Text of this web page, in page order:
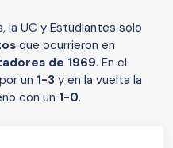
la UC y Estudiantes solo
que ocurrieron en
de 1969. En el
por un 1-3 y en la vuelta la
con un 1-0.